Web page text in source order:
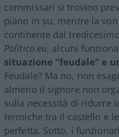
commissari si trovino
piano in su, mentre la
continente dal
Politico.eu, alcuni
situazione “feudale” e
Feudale? Ma no, non
almeno il signore non
sulla necessità di ridurre
termiche tra il castello e
perfetta. Sotto, i